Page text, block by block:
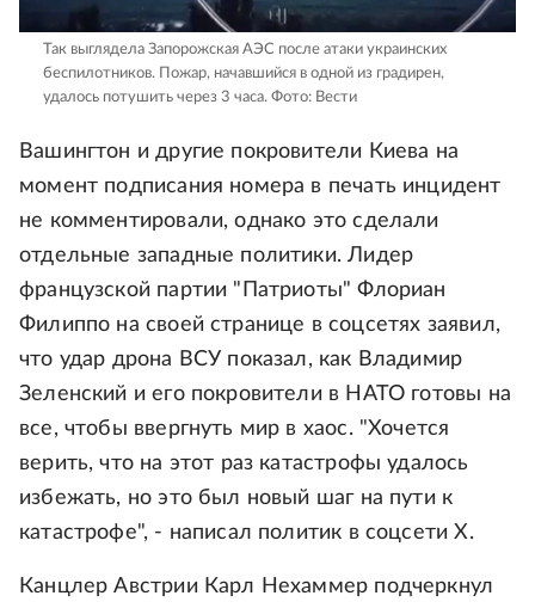
Так выглядела Запорожская АЭС после атаки украинских
беспилотников. Пожар, начавшийся в одной из градирен,
удалось потушить через 3 часа. Фото: Вести
Вашингтон и другие покровители Киева на
момент подписания номера в печать инцидент
не комментировали, однако это сделали
отдельные западные политики. Лидер
французской партии "Патриоты" Флориан
Филиппо на своей странице в соцсетях заявил,
что удар дрона ВСУ показал, как Владимир
Зеленский и его покровители в НАТО готовы на
все, чтобы ввергнуть мир в хаос. "Хочется
верить, что на этот раз катастрофы удалось
избежать, но это был новый шаг на пути к
катастрофе", - написал политик в соцсети X.
Канцлер Австрии Карл Нехаммер подчеркнул